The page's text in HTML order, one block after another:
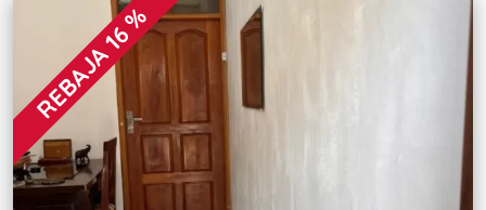
REBAJA 16 %